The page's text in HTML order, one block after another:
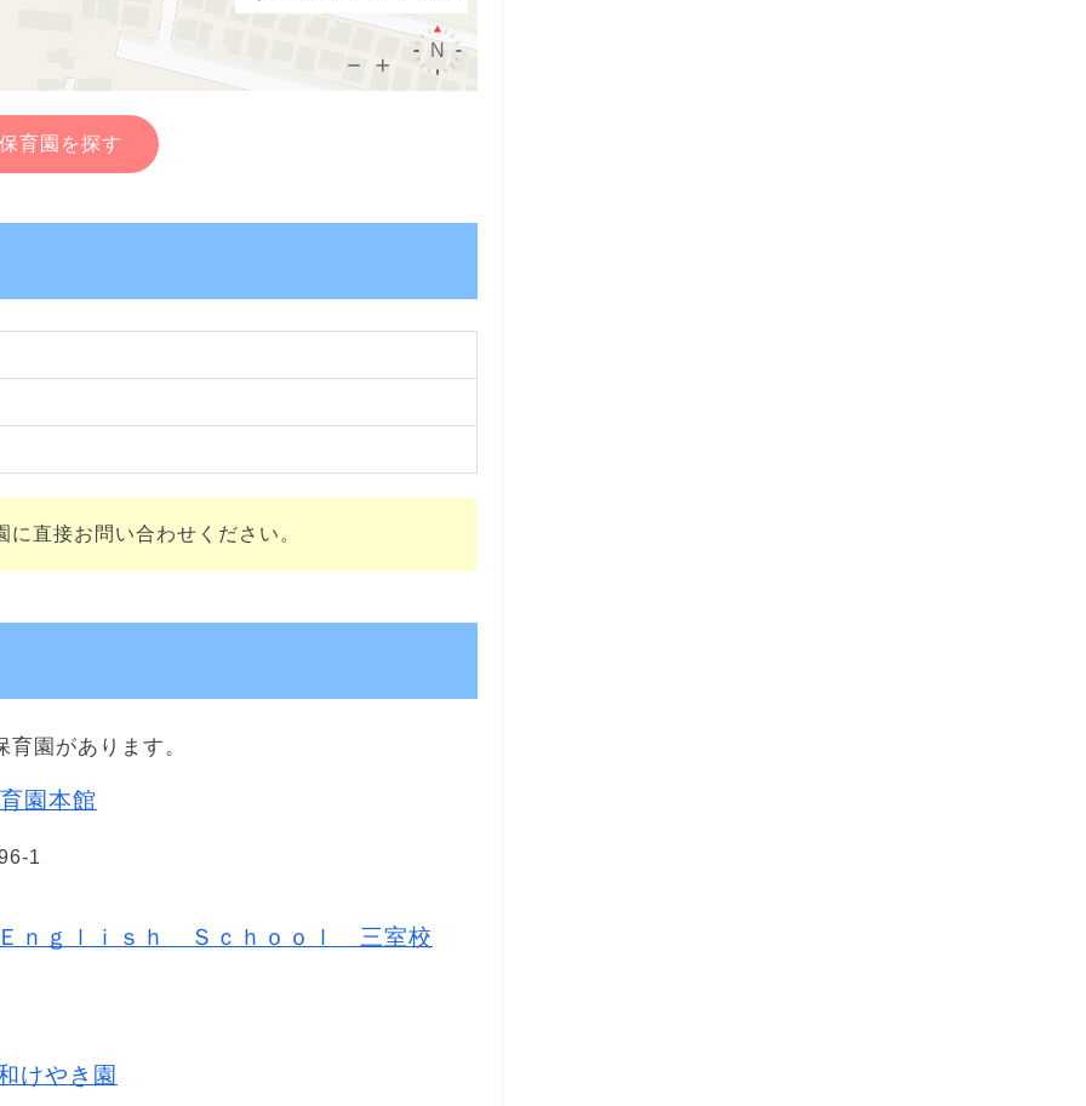
育園を探す
直接お問い合わせください。
園があります。
園本館
1
ｎｇｌｉｓｈ Ｓｃｈｏｏｌ 三室校
けやき園